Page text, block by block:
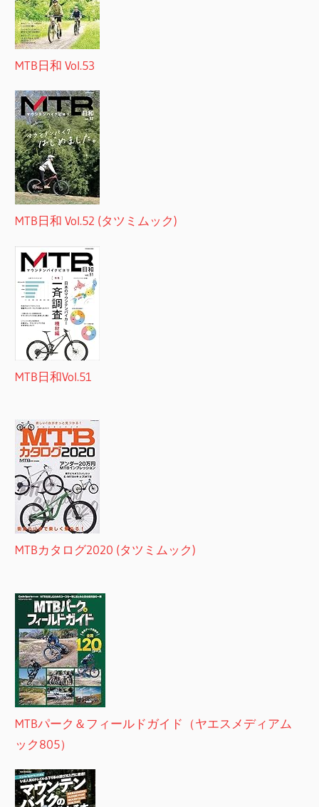
MTB日和 Vol.53
MTB日和 Vol.52 (タツミムック)
MTB日和Vol.51
MTBカタログ2020 (タツミムック)
MTBパーク＆フィールドガイド（ヤエスメディアム
ック805）